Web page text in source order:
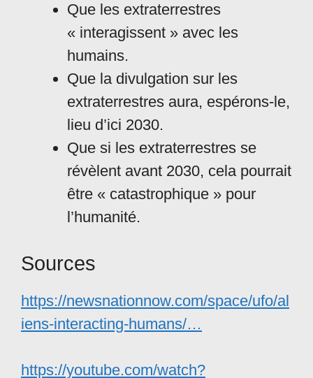
Que les extraterrestres
« interagissent » avec les
humains.
Que la divulgation sur les
extraterrestres aura, espérons-le,
lieu d’ici 2030.
Que si les extraterrestres se
révèlent avant 2030, cela pourrait
être « catastrophique » pour
l’humanité.
Sources
https://newsnationnow.com/space/ufo/al
iens-interacting-humans/…
https://youtube.com/watch?